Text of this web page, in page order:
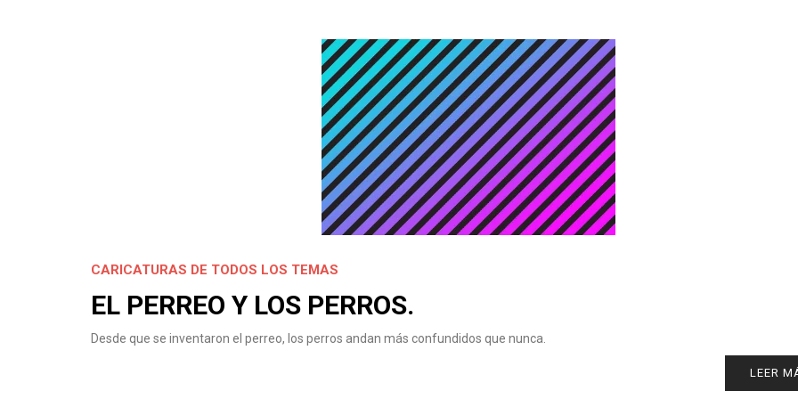
CARICATURAS DE TODOS LOS TEMAS
EL PERREO Y LOS PERROS.
Desde que se inventaron el perreo, los perros andan más confundidos que nunca.
LEER